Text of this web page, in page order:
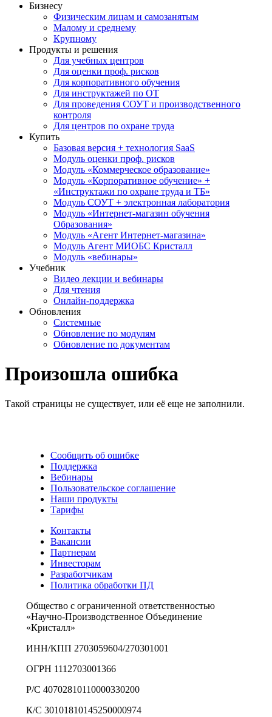
Бизнесу
Физическим лицам и самозанятым
Малому и среднему
Крупному
Продукты и решения
Для учебных центров
Для оценки проф. рисков
Для корпоративного обучения
Для инструктажей по ОТ
Для проведения СОУТ и производственного
контроля
Для центров по охране труда
Купить
Базовая версия + технология SaaS
Модуль оценки проф. рисков
Модуль «Коммерческое образование»
Модуль «Корпоративное обучение» +
«Инструктажи по охране труда и ТБ»
Модуль СОУТ + электронная лаборатория
Модуль «Интернет-магазин обучения
Образования»
Модуль «Агент Интернет-магазина»
Модуль Агент МИОБС Кристалл
Модуль «вебинары»
Учебник
Видео лекции и вебинары
Для чтения
Онлайн-поддержка
Обновления
Системные
Обновление по модулям
Обновление по документам
Произошла ошибка
Такой страницы не существует, или её еще не заполнили.
Сообщить об ошибке
Поддержка
Вебинары
Пользовательское соглашение
Наши продукты
Тарифы
Контакты
Вакансии
Партнерам
Инвесторам
Разработчикам
Политика обработки ПД
Общество с ограниченной ответственностью
«Научно-Производственное Объединение
«Кристалл»
ИНН/КПП 2703059604/270301001
ОГРН 1112703001366
Р/С 40702810110000330200
К/С 30101810145250000974